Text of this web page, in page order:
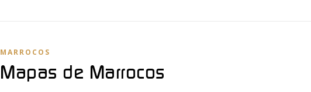
MARROCOS
Mapas de Marrocos